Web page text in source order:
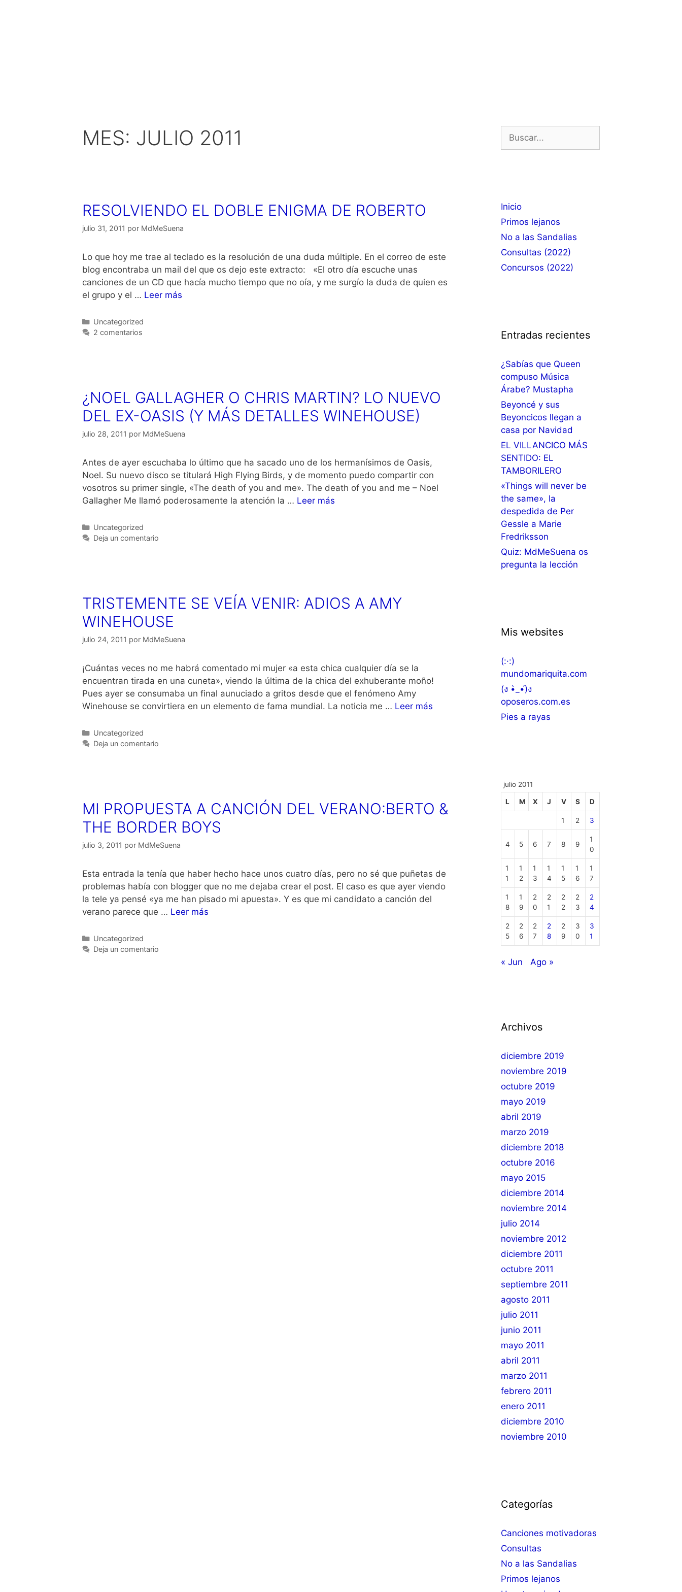
MES: JULIO 2011
RESOLVIENDO EL DOBLE ENIGMA DE ROBERTO
julio 31, 2011 por MdMeSuena
Lo que hoy me trae al teclado es la resolución de una duda múltiple. En el correo de este
blog encontraba un mail del que os dejo este extracto: «El otro día escuche unas
canciones de un CD que hacía mucho tiempo que no oía, y me surgío la duda de quien es
el grupo y el … Leer más
Categorías
Uncategorized
2 comentarios
¿NOEL GALLAGHER O CHRIS MARTIN? LO NUEVO
DEL EX-OASIS (Y MÁS DETALLES WINEHOUSE)
julio 28, 2011 por MdMeSuena
Antes de ayer escuchaba lo último que ha sacado uno de los hermanísimos de Oasis,
Noel. Su nuevo disco se titulará High Flying Birds, y de momento puedo compartir con
vosotros su primer single, «The death of you and me». The death of you and me – Noel
Gallagher Me llamó poderosamente la atención la … Leer más
Categorías
Uncategorized
Deja un comentario
TRISTEMENTE SE VEÍA VENIR: ADIOS A AMY
WINEHOUSE
julio 24, 2011 por MdMeSuena
¡Cuántas veces no me habrá comentado mi mujer «a esta chica cualquier día se la
encuentran tirada en una cuneta», viendo la última de la chica del exhuberante moño!
Pues ayer se consumaba un final aunuciado a gritos desde que el fenómeno Amy
Winehouse se convirtiera en un elemento de fama mundial. La noticia me … Leer más
Categorías
Uncategorized
Deja un comentario
MI PROPUESTA A CANCIÓN DEL VERANO:BERTO &
THE BORDER BOYS
julio 3, 2011 por MdMeSuena
Esta entrada la tenía que haber hecho hace unos cuatro días, pero no sé que puñetas de
problemas había con blogger que no me dejaba crear el post. El caso es que ayer viendo
la tele ya pensé «ya me han pisado mi apuesta». Y es que mi candidato a canción del
verano parece que … Leer más
Categorías
Uncategorized
Deja un comentario
Inicio
Primos lejanos
No a las Sandalias
Consultas (2022)
Concursos (2022)
Entradas recientes
¿Sabías que Queen
compuso Música
Árabe? Mustapha
Beyoncé y sus
Beyoncicos llegan a
casa por Navidad
EL VILLANCICO MÁS
SENTIDO: EL
TAMBORILERO
«Things will never be
the same», la
despedida de Per
Gessle a Marie
Fredriksson
Quiz: MdMeSuena os
pregunta la lección
Mis websites
(:·:)
mundomariquita.com
(ง •̀_•́)ง
oposeros.com.es
Pies a rayas
julio 2011
L M X J V S D
1 2 3
4 5 6 7 8 9
1
0
1
1
1
2
1
3
1
4
1
5
1
6
1
7
1
8
1
9
2
0
2
1
2
2
2
3
2
4
2
5
2
6
2
7
2
8
2
9
3
0
3
1
« Jun Ago »
Archivos
diciembre 2019
noviembre 2019
octubre 2019
mayo 2019
abril 2019
marzo 2019
diciembre 2018
octubre 2016
mayo 2015
diciembre 2014
noviembre 2014
julio 2014
noviembre 2012
diciembre 2011
octubre 2011
septiembre 2011
agosto 2011
julio 2011
junio 2011
mayo 2011
abril 2011
marzo 2011
febrero 2011
enero 2011
diciembre 2010
noviembre 2010
Categorías
Canciones motivadoras
Consultas
No a las Sandalias
Primos lejanos